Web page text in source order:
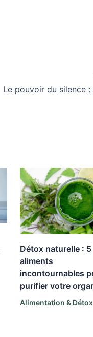
Détox naturelle : 5
aliments
incontournables
purifier votre
Alimentation & Détox